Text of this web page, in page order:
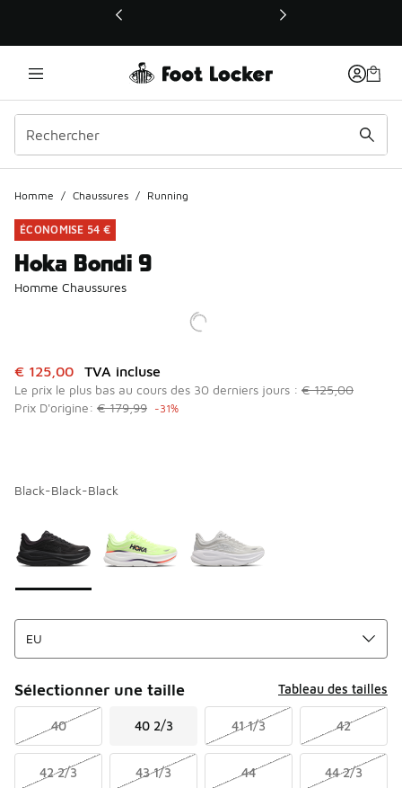
Ce lien ouvrira une nouvelle fenêtre
Homme / Chaussures / Running
ÉCONOMISE 54 €
Hoka Bondi 9
Homme Chaussures
Cet article est en promotion. Prix en baisse de à € 125,00
€ 125,00 TVA incluse
Le prix le plus bas au cours des 30 derniers jours : € 125,00
Prix D'origine: € 179,99 -31%
Black-Black-Black
Sélectionner une taille Tableau des tailles
40 40 2/3 41 1/3 42
42 2/3 43 1/3 44 44 2/3